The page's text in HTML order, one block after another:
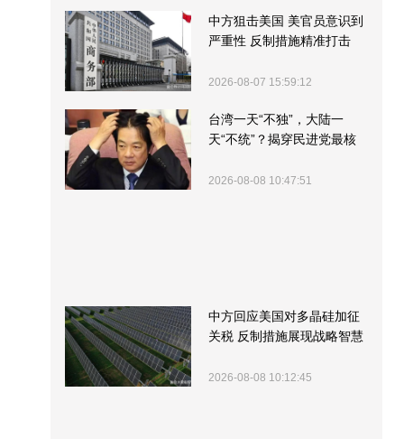
中方狙击美国 美官员意识到
严重性 反制措施精准打击
2026-08-07 15:59:12
台湾一天“不独”，大陆一
天“不统”？揭穿民进党最核
2026-08-08 10:47:51
中方回应美国对多晶硅加征
关税 反制措施展现战略智慧
2026-08-08 10:12:45